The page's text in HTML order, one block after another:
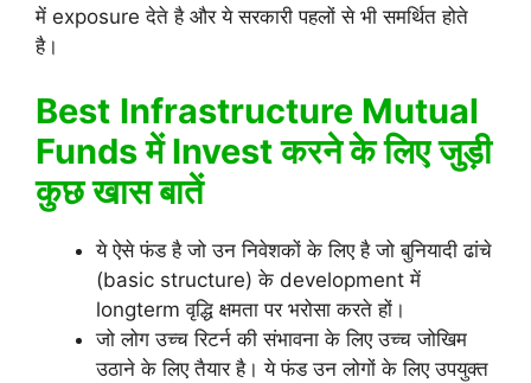
में exposure देते है और ये सरकारी पहलों से भी समर्थित होते
है।
Best Infrastructure Mutual
Funds में Invest करने के लिए जुड़ी
कुछ खास बातें
ये ऐसे फंड है जो उन निवेशकों के लिए है जो बुनियादी ढांचे
(basic structure) के development में
longterm वृद्धि क्षमता पर भरोसा करते हों।
जो लोग उच्च रिटर्न की संभावना के लिए उच्च जोखिम
उठाने के लिए तैयार है। ये फंड उन लोगों के लिए उपयुक्त